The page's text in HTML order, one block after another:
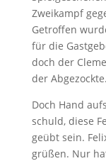
Zweikampf
Getroffen
für die
doch der
der
Doch Hand
schuld, diese
geübt sein.
grüßen. Nur